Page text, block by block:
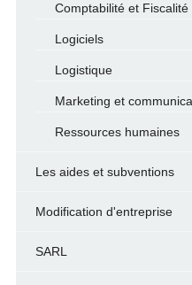
Comptabilité et
Logiciels
Logistique
Marketing et
Ressources humaines
Les aides et subventions
Modification d'entreprise
SARL